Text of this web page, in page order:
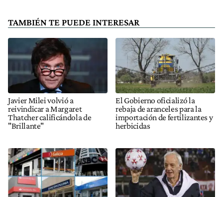
TAMBIÉN TE PUEDE INTERESAR
Javier Milei volvió a
reivindicar a Margaret
Thatcher calificándola de
"Brillante"
El Gobierno oficializó la
rebaja de aranceles para la
importación de fertilizantes y
herbicidas